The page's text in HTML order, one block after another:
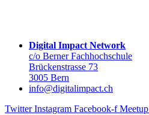
Digital Impact Network
c/o Berner Fachhochschule
Brückenstrasse 73
3005 Bern
info@digitalimpact.ch
Twitter Instagram Facebook-f Meetup